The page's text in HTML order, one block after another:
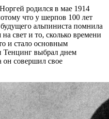
родился в мае 1914
что у шерпов 100 лет
альпиниста помнила
свет и то, сколько времени
и стало основным
Тенцинг выбрал днем
он совершил свое